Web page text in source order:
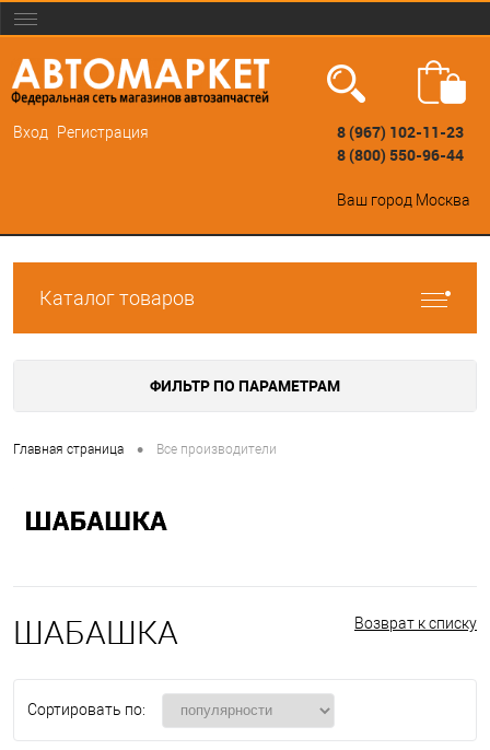
Вход Регистрация
8 (967) 102-11-23
8 (800) 550-96-44
Ваш город Москва
Каталог товаров
ФИЛЬТР ПО ПАРАМЕТРАМ
Главная страница • Все производители
Возврат к списку
ШАБАШКА
Сортировать по: